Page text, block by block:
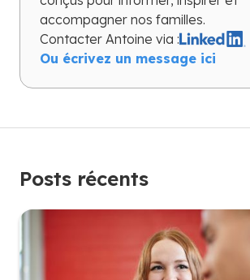
accompagner nos familles.
Contacter Antoine via :
Ou écrivez un message ici
Posts récents